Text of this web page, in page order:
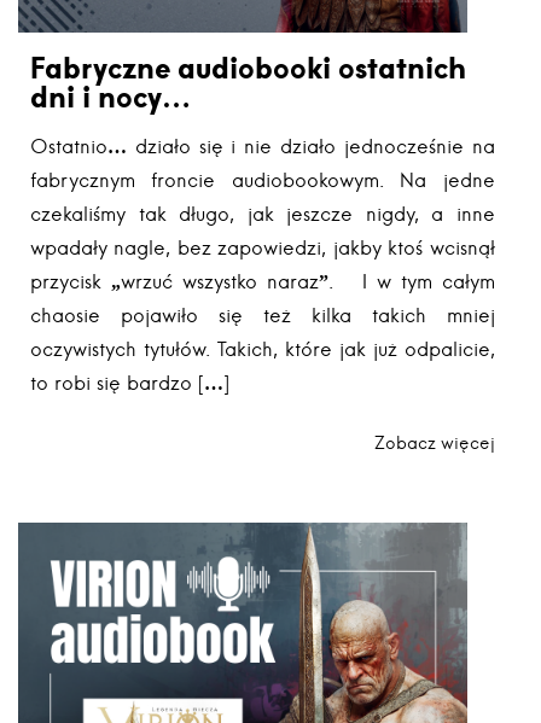
Fabryczne audiobooki ostatnich
dni i nocy…
Ostatnio… działo się i nie działo jednocześnie na
fabrycznym froncie audiobookowym. Na jedne
czekaliśmy tak długo, jak jeszcze nigdy, a inne
wpadały nagle, bez zapowiedzi, jakby ktoś wcisnął
przycisk „wrzuć wszystko naraz”. I w tym całym
chaosie pojawiło się też kilka takich mniej
oczywistych tytułów. Takich, które jak już odpalicie,
to robi się bardzo […]
Zobacz więcej